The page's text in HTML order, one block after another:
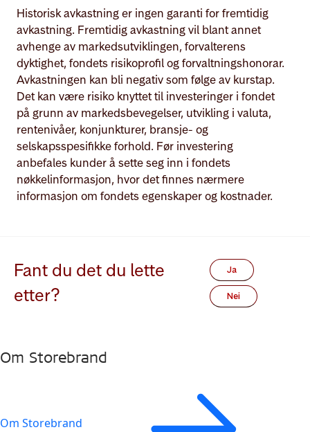
Historisk avkastning er ingen garanti for fremtidig
avkastning. Fremtidig avkastning vil blant annet
avhenge av markedsutviklingen, forvalterens
dyktighet, fondets risikoprofil og forvaltningshonorar.
Avkastningen kan bli negativ som følge av kurstap.
Det kan være risiko knyttet til investeringer i fondet
på grunn av markedsbevegelser, utvikling i valuta,
rentenivåer, konjunkturer, bransje- og
selskapsspesifikke forhold. Før investering
anbefales kunder å sette seg inn i fondets
nøkkelinformasjon, hvor det finnes nærmere
informasjon om fondets egenskaper og kostnader.
Fant du det du lette
etter?
Ja
Nei
Om Storebrand
Om Storebrand